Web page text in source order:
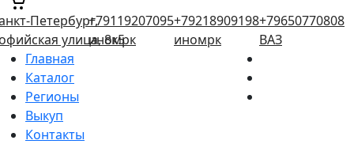
Петербург,
улица, 8к5
+79119207095
иномрк
+79218909198
иномрк
+79650770808
ВАЗ
Главная
Каталог
Регионы
Выкуп
Контакты